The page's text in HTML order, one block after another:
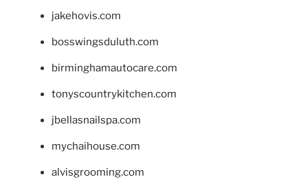
jakehovis.com
bosswingsduluth.com
birminghamautocare.com
tonyscountrykitchen.com
jbellasnailspa.com
mychaihouse.com
alvisgrooming.com